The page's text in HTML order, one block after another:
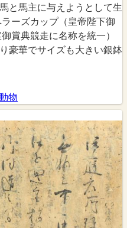
と馬主に与えようとして生
ーズカップ（皇帝陛下御
賞典競走に名称を統一）
豪華でサイズも大きい銀鉢
物